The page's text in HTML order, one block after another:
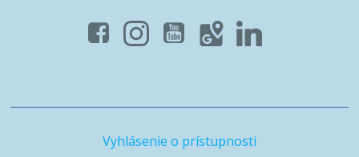
Vyhlásenie o prístupnosti